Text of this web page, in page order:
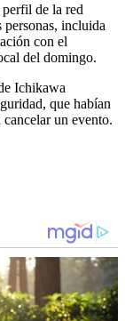
de la red
incluida
con el
del domingo.
Ichikawa
que habían
un evento.